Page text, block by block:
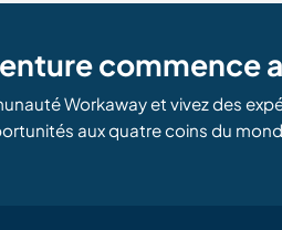
commence
Workaway et vivez des
aux quatre coins du